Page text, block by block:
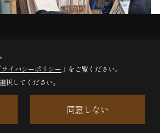
ライバシーポリシー 」をご覧ください。
択してください。
同意しない